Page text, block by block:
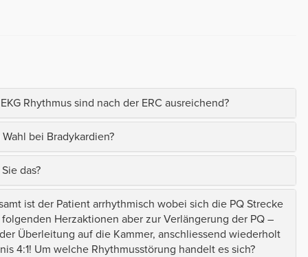
Rhythmus sind nach der ERC ausreichend?
bei Bradykardien?
das?
ist der Patient arrhythmisch wobei sich die PQ Strecke
Herzaktionen aber zur Verlängerung der PQ –
Überleitung auf die Kammer, anschliessend wiederholt
4:1! Um welche Rhythmusstörung handelt es sich?